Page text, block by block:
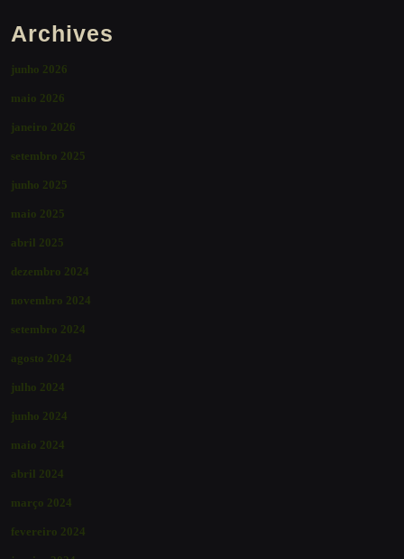
Archives
junho 2026
maio 2026
janeiro 2026
setembro 2025
junho 2025
maio 2025
abril 2025
dezembro 2024
novembro 2024
setembro 2024
agosto 2024
julho 2024
junho 2024
maio 2024
abril 2024
março 2024
fevereiro 2024